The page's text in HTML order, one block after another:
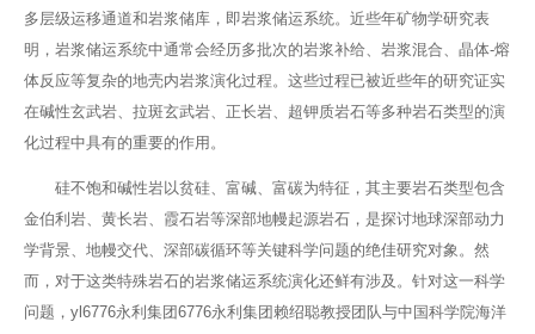
多层级运移通道和岩浆储库，即岩浆储运系统。近些年矿物学研究表
明，岩浆储运系统中通常会经历多批次的岩浆补给、岩浆混合、晶体-熔
体反应等复杂的地壳内岩浆演化过程。这些过程已被近些年的研究证实
在碱性玄武岩、拉斑玄武岩、正长岩、超钾质岩石等多种岩石类型的演
化过程中具有的重要的作用。
硅不饱和碱性岩以贫硅、富碱、富碳为特征，其主要岩石类型包含
金伯利岩、黄长岩、霞石岩等深部地幔起源岩石，是探讨地球深部动力
学背景、地幔交代、深部碳循环等关键科学问题的绝佳研究对象。然
而，对于这类特殊岩石的岩浆储运系统演化还鲜有涉及。针对这一科学
问题，yl6776永利集团6776永利集团赖绍聪教授团队与中国科学院海洋